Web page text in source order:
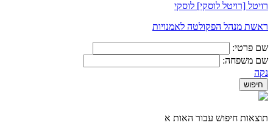
רויטל [רויטל לוסקי] לוסקי
ראשת מנהל הפקולטה לאמנויות
שם פרטי:
שם משפחה:
נקה
תוצאות חיפוש עבור האות א